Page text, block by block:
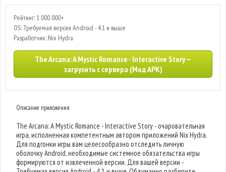
Рейтинг: 1 000 000+
OS: Требуемая версия Android - 4.1 и выше
Разработчик: Nix Hydra
The Arcana: A Mystic Romance - Interactive Story —
загрузить с сервера (Мод APK)
Описание приложения
The Arcana: A Mystic Romance - Interactive Story - очаровательная
игра, исполненная компетентным автором приложений Nix Hydra.
Для подгонки игры вам целесообразно отследить личную
оболочку Android, необходимые системное обязательства игры
формируются от извлеченной версии. Для вашей версии -